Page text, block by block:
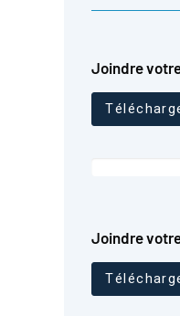
Joindre
Joindre